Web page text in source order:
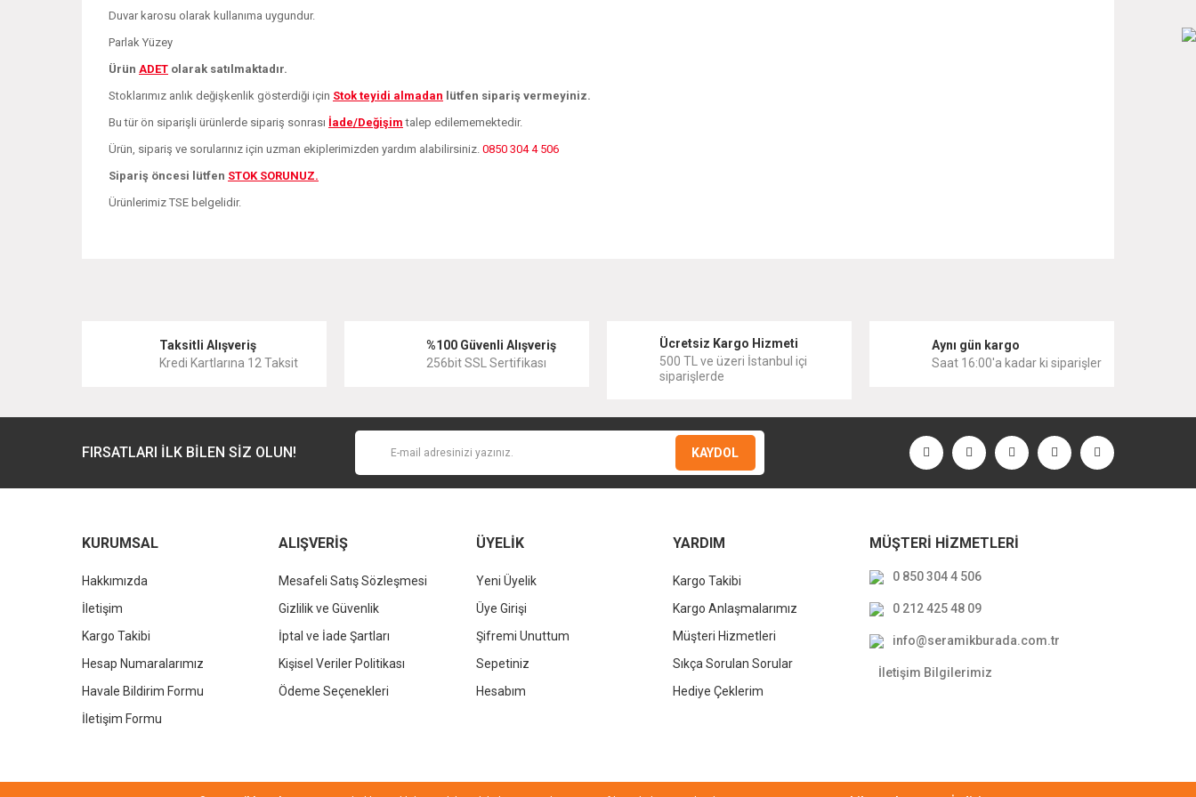
Duvar karosu olarak kullanıma uygundur.
Parlak Yüzey
Ürün ADET olarak satılmaktadır.
Stoklarımız anlık değişkenlik gösterdiği için Stok teyidi almadan lütfen sipariş vermeyiniz.
Bu tür ön siparişli ürünlerde sipariş sonrası İade/Değişim talep edilememektedir.
Ürün, sipariş ve sorularınız için uzman ekiplerimizden yardım alabilirsiniz. 0850 304 4 506
Sipariş öncesi lütfen STOK SORUNUZ.
Ürünlerimiz TSE belgelidir.
Ürün resmi kalitesiz, bozuk veya görüntülenemiyor.
Ürün fiyatı diğer sitelerden daha pahalı.
Taksitli Alışveriş
Kredi Kartlarına 12 Taksit
%100 Güvenli Alışveriş
256bit SSL Sertifikası
Ücretsiz Kargo Hizmeti
500 TL ve üzeri İstanbul içi
siparişlerde
Aynı gün kargo
Saat 16:00'a kadar ki siparişler
FIRSATLARI İLK BİLEN SİZ OLUN! KAYDOL
KURUMSAL
Hakkımızda
İletişim
Kargo Takibi
Hesap Numaralarımız
Havale Bildirim Formu
İletişim Formu
ALIŞVERİŞ
Mesafeli Satış Sözleşmesi
Gizlilik ve Güvenlik
İptal ve İade Şartları
Kişisel Veriler Politikası
Ödeme Seçenekleri
ÜYELİK
Yeni Üyelik
Üye Girişi
Şifremi Unuttum
Sepetiniz
Hesabım
YARDIM
Kargo Takibi
Kargo Anlaşmalarımız
Müşteri Hizmetleri
Sıkça Sorulan Sorular
Hediye Çeklerim
MÜŞTERİ HİZMETLERİ
0 850 304 4 506
0 212 425 48 09
info@seramikburada.com.tr
İletişim Bilgilerimiz